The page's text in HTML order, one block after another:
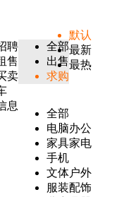
聘
售
卖
息
全部
出售
求购
全部
电脑办公
家具家电
手机
文体户外
服装配饰
默认
最新
最热